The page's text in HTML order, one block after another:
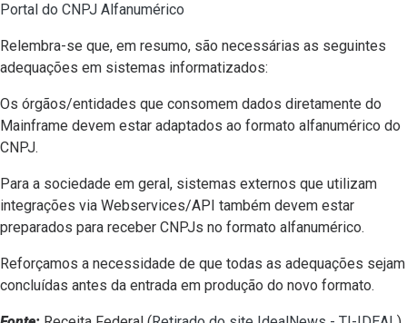
Portal do CNPJ Alfanumérico
Relembra-se que, em resumo, são necessárias as seguintes
adequações em sistemas informatizados:
Os órgãos/entidades que consomem dados diretamente do
Mainframe devem estar adaptados ao formato alfanumérico do
CNPJ.
Para a sociedade em geral, sistemas externos que utilizam
integrações via Webservices/API também devem estar
preparados para receber CNPJs no formato alfanumérico.
Reforçamos a necessidade de que todas as adequações sejam
concluídas antes da entrada em produção do novo formato.